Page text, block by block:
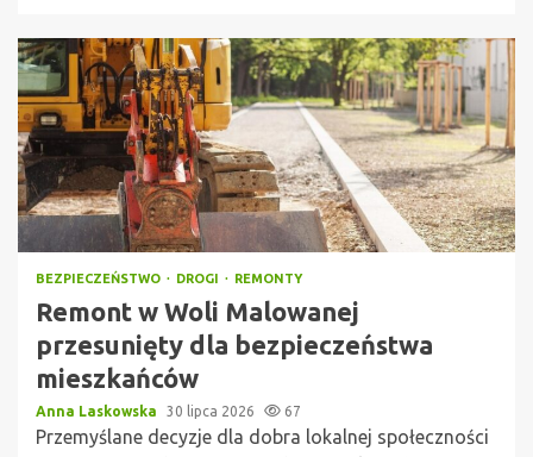
BEZPIECZEŃSTWO DROGI REMONTY
Remont w Woli Malowanej
przesunięty dla bezpieczeństwa
mieszkańców
Anna Laskowska 30 lipca 2026 67
Przemyślane decyzje dla dobra lokalnej społeczności